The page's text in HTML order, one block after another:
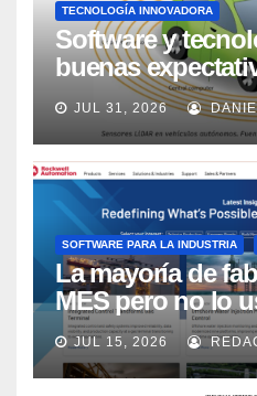
TECNOLOGÍA INNOVADORA
Software y
buenas
los próximos 2
Market Watch
JUL 31, 2026
SOFTWARE PARA LA INDUSTRIA
La mayoría de
MES pero no lo
adecuadamente,
Automation
JUL 15, 2026